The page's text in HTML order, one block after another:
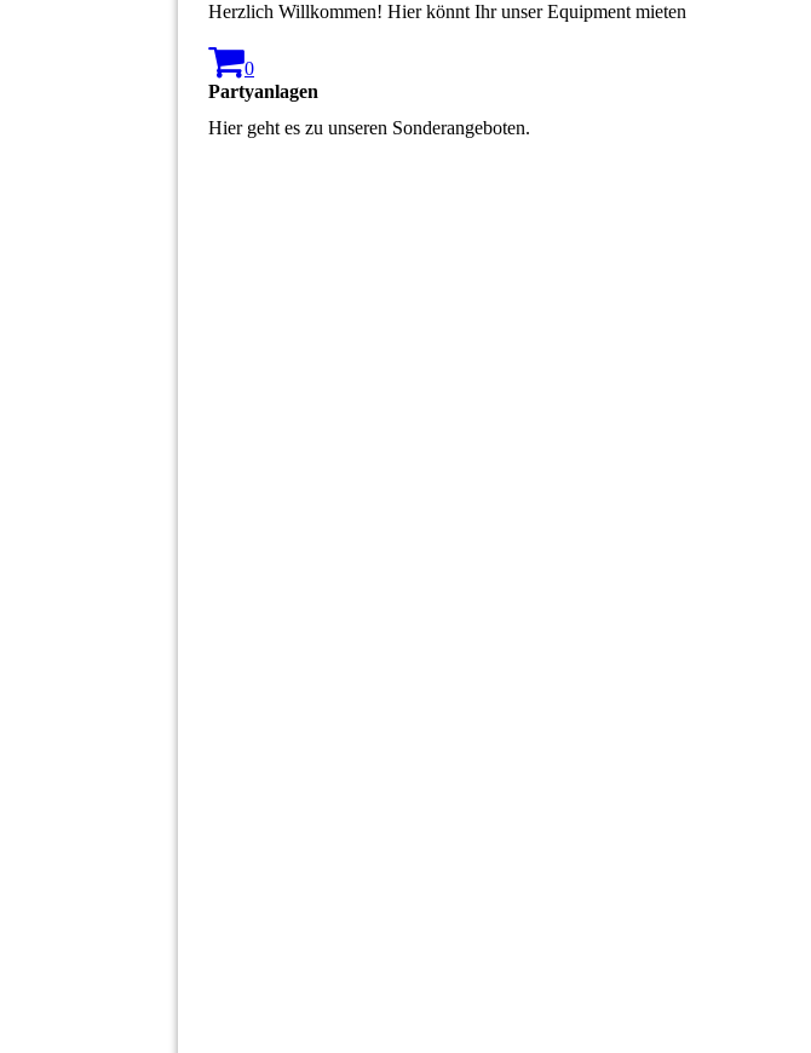
Herzlich Willkommen! Hier könnt Ihr unser Equipment mieten
0
Partyanlagen